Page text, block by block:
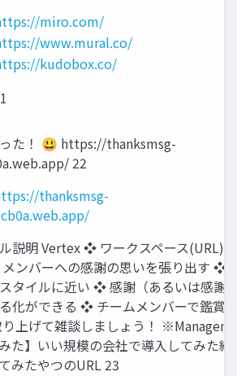
miro.com/
www.mural.co/
kudobox.co/
た！ 😃 https://thanksmsg-
22
thanksmsg-
説明 Vertex ❖ ワークスペース(URL)
メンバーへの感謝の思いを張り出す ❖
タイルに近い ❖ 感謝（あるいは感謝
化ができる ❖ チームメンバーで鑑賞
り上げて雑談しましょう！
た】いい規模の会社で導入してみた
みたやつのURL 23